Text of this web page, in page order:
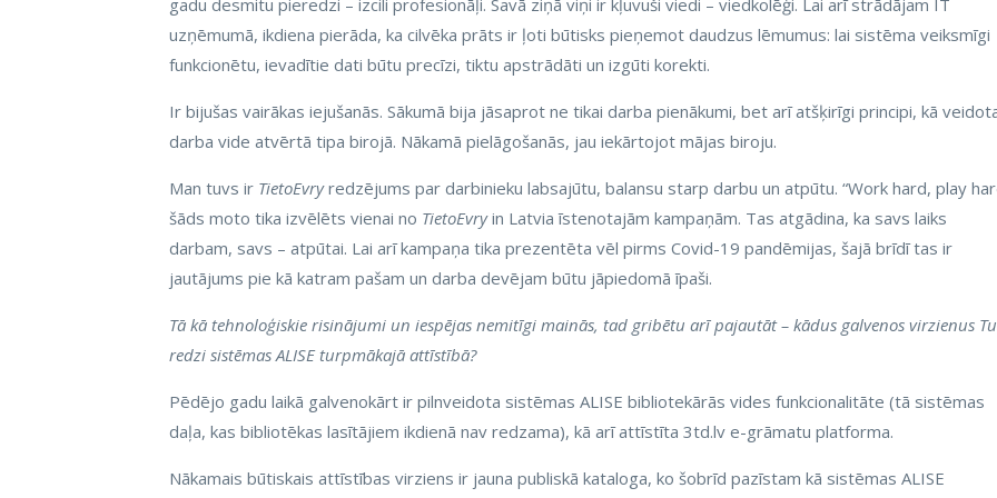
gadu desmitu pieredzi – izcili profesionāļi. Savā ziņā viņi ir kļuvuši viedi – viedkolēģi. Lai arī strādājam IT
uzņēmumā, ikdiena pierāda, ka cilvēka prāts ir ļoti būtisks pieņemot daudzus lēmumus: lai sistēma veiksmīgi
funkcionētu, ievadītie dati būtu precīzi, tiktu apstrādāti un izgūti korekti.
Ir bijušas vairākas iejušanās. Sākumā bija jāsaprot ne tikai darba pienākumi, bet arī atšķirīgi principi, kā
darba vide atvērtā tipa birojā. Nākamā pielāgošanās, jau iekārtojot mājas biroju.
Man tuvs ir TietoEvryredzējums par darbinieku labsajūtu, balansu starp darbu un atpūtu. “Work hard, play
šāds moto tika izvēlēts vienai no TietoEvryin Latvia īstenotajām kampaņām. Tas atgādina, ka savs laiks
darbam, savs – atpūtai. Lai arī kampaņa tika prezentēta vēl pirms Covid-19 pandēmijas, šajā brīdī tas ir
jautājums pie kā katram pašam un darba devējam būtu jāpiedomā īpaši.
Tā kā tehnoloģiskie risinājumi un iespējas nemitīgi mainās, tad gribētu arī pajautāt – kādus galvenos virzienus Tu
redzi sistēmas ALISE turpmākajā attīstībā?
Pēdējo gadu laikā galvenokārt ir pilnveidota sistēmas ALISE bibliotekārās vides funkcionalitāte (tā sistēmas
daļa, kas bibliotēkas lasītājiem ikdienā nav redzama), kā arī attīstīta 3td.lv e-grāmatu platforma.
Nākamais būtiskais attīstības virziens ir jauna publiskā kataloga, ko šobrīd pazīstam kā sistēmas ALISE